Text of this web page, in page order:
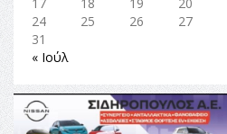
24
25 26 27
31
« Ιούλ